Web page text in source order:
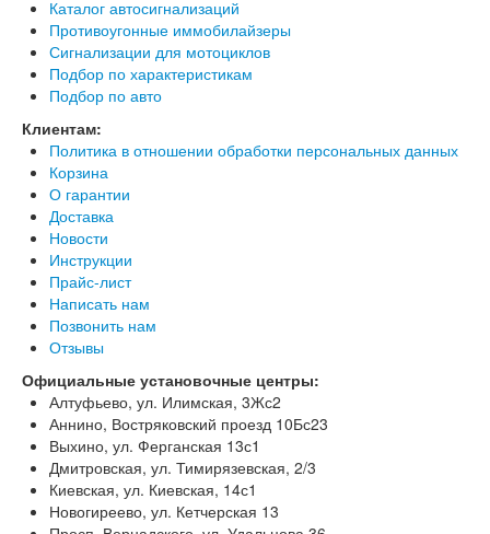
Каталог автосигнализаций
Противоугонные иммобилайзеры
Сигнализации для мотоциклов
Подбор по характеристикам
Подбор по авто
Клиентам:
Политика в отношении обработки персональных данных
Корзина
О гарантии
Доставка
Новости
Инструкции
Прайс-лист
Написать нам
Позвонить нам
Отзывы
Официальные установочные центры:
Алтуфьево, ул. Илимская, 3Жс2
Аннино, Востряковский проезд 10Бс23
Выхино, ул. Ферганская 13с1
Дмитровская, ул. Тимирязевская, 2/3
Киевская, ул. Киевская, 14с1
Новогиреево, ул. Кетчерская 13